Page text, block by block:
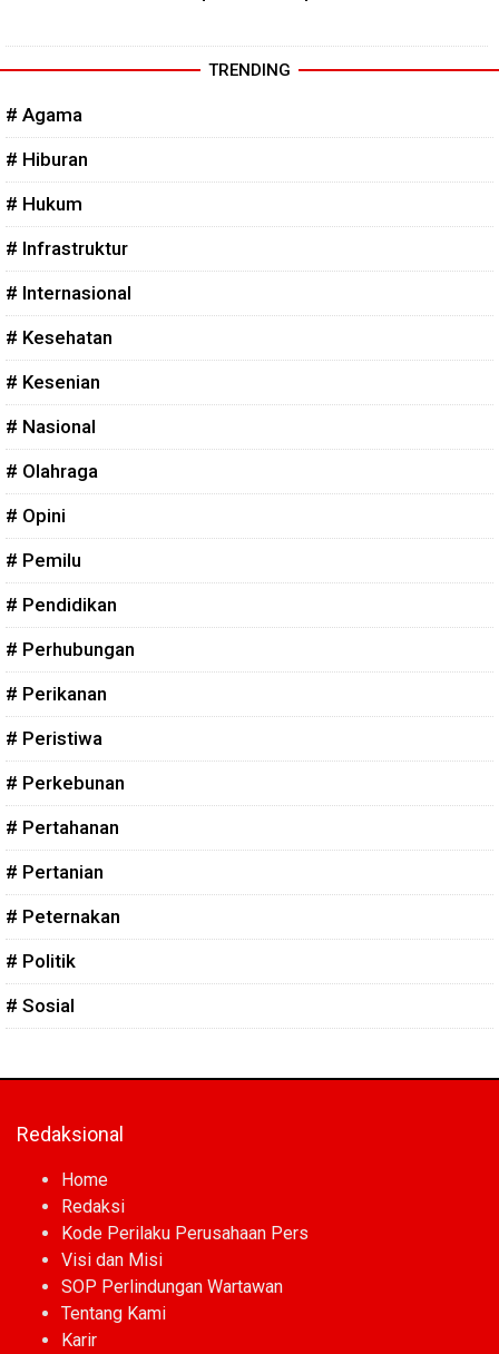
TRENDING
# Agama
# Hiburan
# Hukum
# Infrastruktur
# Internasional
# Kesehatan
# Kesenian
# Nasional
# Olahraga
# Opini
# Pemilu
# Pendidikan
# Perhubungan
# Perikanan
# Peristiwa
# Perkebunan
# Pertahanan
# Pertanian
# Peternakan
# Politik
# Sosial
Redaksional
Home
Redaksi
Kode Perilaku Perusahaan Pers
Visi dan Misi
SOP Perlindungan Wartawan
Tentang Kami
Karir